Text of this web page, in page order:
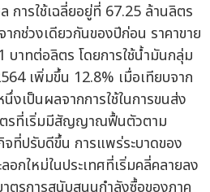
การใช้เฉลี่ยอยู่ที่ 67.25 ล้านลิตร
กช่วงเดียวกันของปีก่อน ราคาขาย
บาทต่อลิตร โดยการใช้น้ำมันกลุ่ม
เพิ่มขึ้น 12.8% เมื่อเทียบจาก
งเป็นผลจากการใช้ในการขนส่ง
ตรที่เริ่มมีสัญญาณฟื้นตัวตาม
ที่ปรับดีขึ้น การแพร่ระบาดของ
ลอกใหม่ในประเทศที่เริ่มคลี่คลายลง